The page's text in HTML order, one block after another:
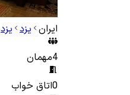
ایران یزد یزد
4مهمان
0اتاق خواب